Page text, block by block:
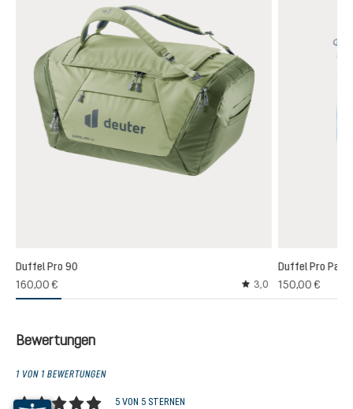
Duffel Pro 90
160,00 €
Durchschnittliche
3,0
Duffel Pro Pack
150,00 €
Bewertungen
1 VON 1 BEWERTUNGEN
5 VON 5 STERNEN